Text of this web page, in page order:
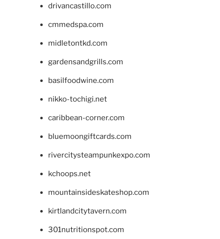
drivancastillo.com
cmmedspa.com
midletontkd.com
gardensandgrills.com
basilfoodwine.com
nikko-tochigi.net
caribbean-corner.com
bluemoongiftcards.com
rivercitysteampunkexpo.com
kchoops.net
mountainsideskateshop.com
kirtlandcitytavern.com
301nutritionspot.com